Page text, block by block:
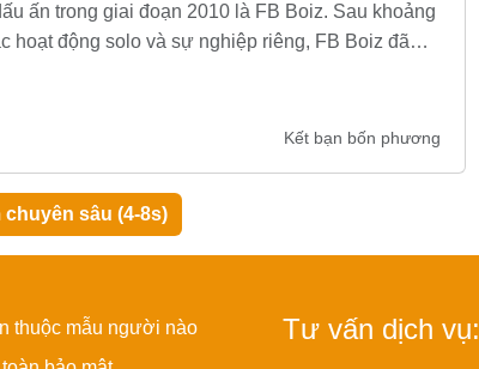
ấn trong giai đoạn 2010 là FB Boiz. Sau khoảng
hoạt động solo và sự nghiệp riêng, FB Boiz đã
Kết bạn bốn phương
chuyên sâu (4-8s)
thuộc mẫu người nào
Tư vấn dịch vụ: